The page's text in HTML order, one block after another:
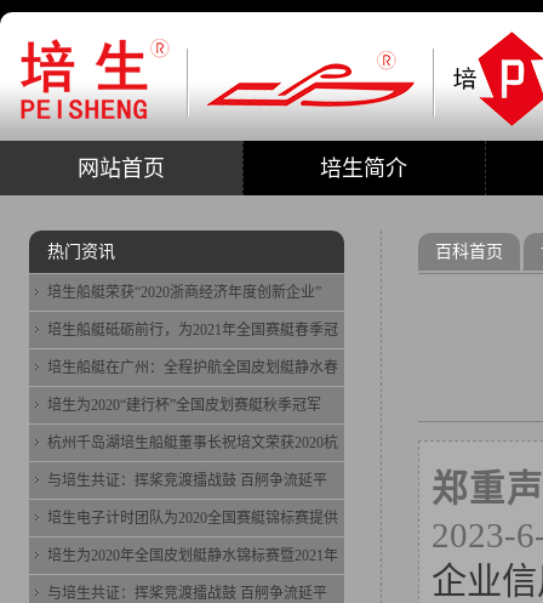
网站首页 培生简介
百科首页
郑重
2023-
企业
热门资讯
培生船艇荣获“2020浙商经济年度创新企业”
培生船艇砥砺前行，为2021年全国赛艇春季冠
培生船艇在广州：全程护航全国皮划艇静水春
培生为2020“建行杯”全国皮划赛艇秋季冠军
杭州千岛湖培生船艇董事长祝培文荣获2020杭
与培生共证：挥桨竞渡擂战鼓 百舸争流延平
培生电子计时团队为2020全国赛艇锦标赛提供
培生为2020年全国皮划艇静水锦标赛暨2021年
与培生共证：挥桨竞渡擂战鼓 百舸争流延平